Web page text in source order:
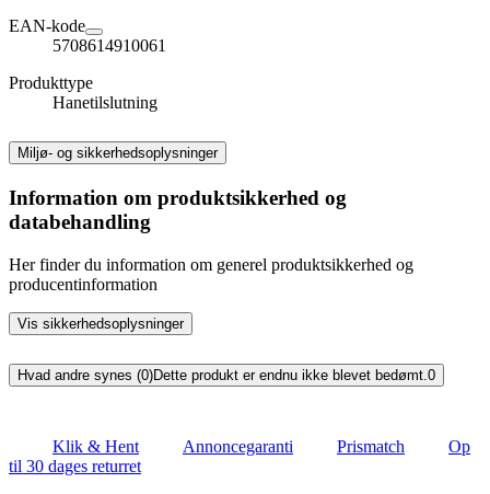
EAN-kode
5708614910061
Produkttype
Hanetilslutning
Miljø- og sikkerhedsoplysninger
Information om produktsikkerhed og
databehandling
Her finder du information om generel produktsikkerhed og
producentinformation
Vis sikkerhedsoplysninger
Hvad andre synes (0)Dette produkt er endnu ikke blevet bedømt. 0
Klik & Hent Annoncegaranti Prismatch
Op
til 30 dages returret